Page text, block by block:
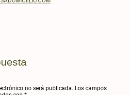
no será publicada. Los campos